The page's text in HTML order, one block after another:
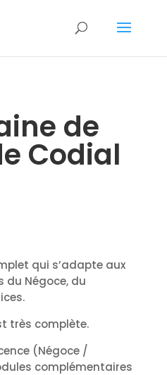
de
Codial
qui s’adapte aux
Négoce, du
très complète.
(Négoce /
complémentaires